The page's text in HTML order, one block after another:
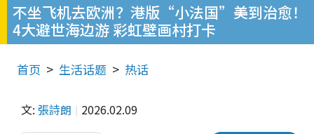
不坐飞机去欧洲？港版“小法国”美到治愈！
4大避世海边游 彩虹壁画村打卡
首页 生活话题 热话
文: 張詩朗 2026.02.09